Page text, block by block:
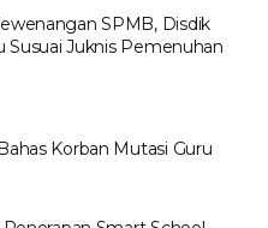
SPMB, Disdik
Susuai Juknis Pemenuhan
Korban Mutasi Guru